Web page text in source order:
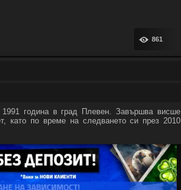
861
година в град Плевен. Завършва висше
като по време на следването си през 2010